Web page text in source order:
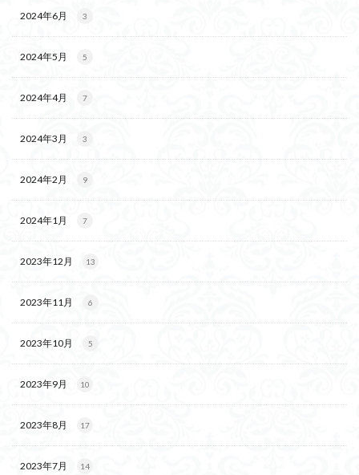
2024年6月 3
2024年5月 5
2024年4月 7
2024年3月 3
2024年2月 9
2024年1月 7
2023年12月 13
2023年11月 6
2023年10月 5
2023年9月 10
2023年8月 17
2023年7月 14